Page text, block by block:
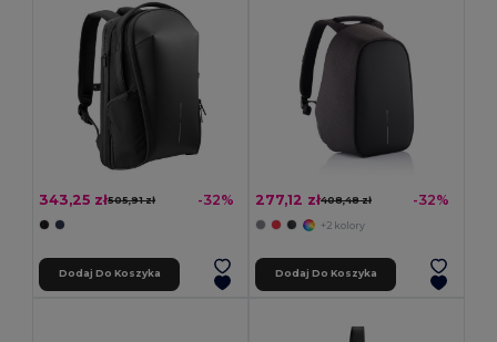
343,25 zł505,91 zł -32%
Dodaj Do Koszyka
277,12 zł408,48 zł -32%
+2 kolory
Dodaj Do Koszyka